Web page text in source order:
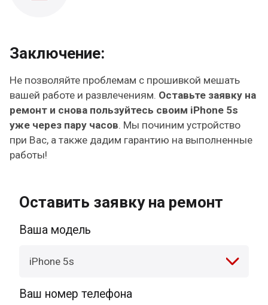
Заключение:
Не позволяйте проблемам с прошивкой мешать
вашей работе и развлечениям. Оставьте заявку на
ремонт и снова пользуйтесь своим iPhone 5s
уже через пару часов. Мы починим устройство
при Вас, а также дадим гарантию на выполненные
работы!
Оставить заявку на ремонт
Ваша модель
iPhone 5s
Ваш номер телефона